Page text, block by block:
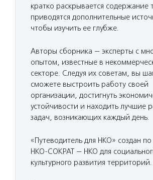
кратко раскрывается содержание
приводятся дополнительные
чтобы изучить ее глубже.
Авторы сборника — эксперты с
опытом, известные в
секторе. Следуя их советам, вы
сможете выстроить работу своей
организации, достигнуть
устойчивости и находить лучшие
задач, возникающих каждый день.
«Путеводитель для НКО» создан
НКО-СОКРАТ — НКО для
культурного развития территорий.